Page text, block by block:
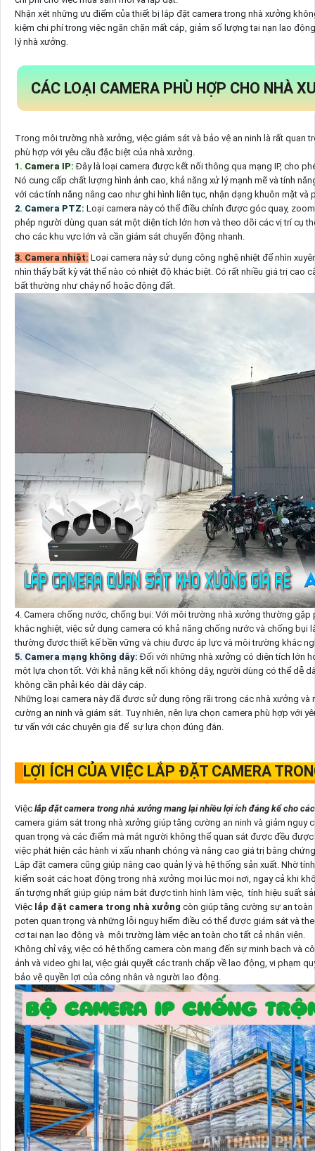
Nhận xét những ưu điểm của thiết bị lắp đặt camera trong nhà xưởng
kiệm chi phí trong việc ngăn chặn mất cắp, giảm số lượng tai nạn lao
lý nhà xưởng.
CÁC LOẠI CAMERA PHÙ HỢP CHO NHÀ
Trong môi trường nhà xưởng, việc giám sát và bảo vệ an ninh là rất quan
phù hợp với yêu cầu đặc biệt của nhà xưởng.
1. Camera IP:Đây là loại camera được kết nối thông qua mạng IP, cho
Nó cung cấp chất lượng hình ảnh cao, khả năng xử lý mạnh mẽ và tính
với các tính năng nâng cao như ghi hình liên tục, nhận dạng khuôn mặt và
2. Camera PTZ: Loại camera này có thể điều chỉnh được góc quay,
phép người dùng quan sát một diện tích lớn hơn và theo dõi các vị trí cụ
cho các khu vực lớn và cần giám sát chuyển động nhanh.
3. Camera nhiệt: Loại camera này sử dụng công nghệ nhiệt để nhìn
nhìn thấy bất kỳ vật thể nào có nhiệt độ khác biệt. Có rất nhiều giá trị cao
bất thường như cháy nổ hoặc động đất.
4. Camera chống nước, chống bụi: Với môi trường nhà xưởng thường gặp
khắc nghiệt, việc sử dụng camera có khả năng chống nước và chống bụi
thường được thiết kế bền vững và chịu được áp lực và môi trường khắc
5. Camera mạng không dây:Đối với những nhà xưởng có diện tích lớn
một lựa chọn tốt. Với khả năng kết nối không dây, người dùng có thể dễ
không cần phải kéo dài dây cáp.
Những loại camera này đã được sử dụng rộng rãi trong các nhà xưởng và
cường an ninh và giám sát. Tuy nhiên, nên lựa chọn camera phù hợp với
tư vấn với các chuyên gia để sự lựa chọn đúng đắn.
LỢI ÍCH CỦA VIỆC LẮP ĐẶT CAMERA
Việc lắp đặt camera trong nhà xưởng mang lại nhiều lợi ích đáng kể cho
camera giám sát trong nhà xưởng giúp tăng cường an ninh và giảm nguy
quan trọng và các điểm mà mắt người không thể quan sát được đều
việc phát hiện các hành vi xấu nhanh chóng và nâng cao giá trị bằng
Lắp đặt camera cũng giúp nâng cao quản lý và hệ thống sản xuất. Nhờ
kiểm soát các hoạt động trong nhà xưởng mọi lúc mọi nơi, ngay cả khi
ấn tượng nhất giúp giúp nắm bắt được tình hình làm việc, tính hiệu suất
Việclắp đặt camera trong nhà xưởng còn giúp tăng cường sự an toàn
poten quan trọng và những lỗi nguy hiểm điều có thể được giám sát và
cơ tai nạn lao động và môi trường làm việc an toàn cho tất cả nhân viên.
Không chỉ vậy, việc có hệ thống camera còn mang đến sự minh bạch và
ảnh và video ghi lại, việc giải quyết các tranh chấp về lao động, vi phạm
bảo vệ quyền lợi của công nhân và người lao động.